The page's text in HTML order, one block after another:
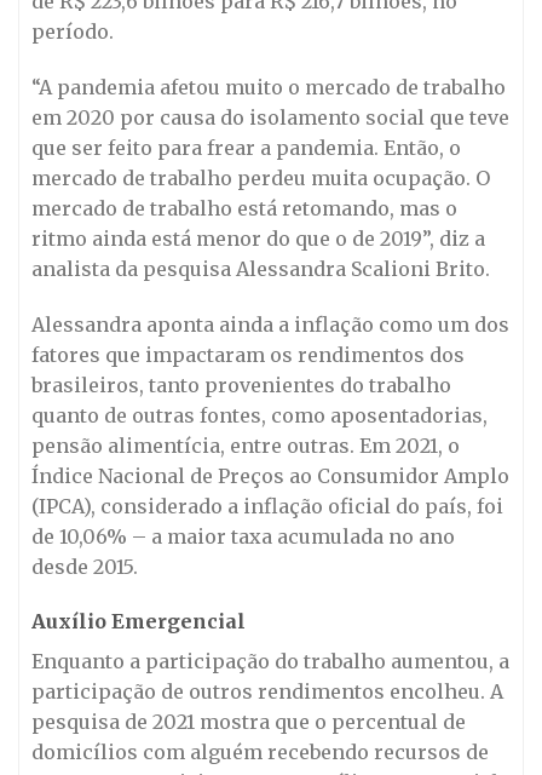
período.
“A pandemia afetou muito o mercado de trabalho
em 2020 por causa do isolamento social que teve
que ser feito para frear a pandemia. Então, o
mercado de trabalho perdeu muita ocupação. O
mercado de trabalho está retomando, mas o
ritmo ainda está menor do que o de 2019”, diz a
analista da pesquisa Alessandra Scalioni Brito.
Alessandra aponta ainda a inflação como um dos
fatores que impactaram os rendimentos dos
brasileiros, tanto provenientes do trabalho
quanto de outras fontes, como aposentadorias,
pensão alimentícia, entre outras. Em 2021, o
Índice Nacional de Preços ao Consumidor Amplo
(IPCA), considerado a inflação oficial do país, foi
de 10,06% – a maior taxa acumulada no ano
desde 2015.
Auxílio Emergencial
Enquanto a participação do trabalho aumentou, a
participação de outros rendimentos encolheu. A
pesquisa de 2021 mostra que o percentual de
domicílios com alguém recebendo recursos de